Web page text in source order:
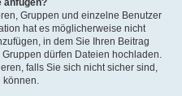
anfügen?
Gruppen und einzelne Benutzer
hat es möglicherweise nicht
in dem Sie Ihren Beitrag
dürfen Dateien hochladen.
falls Sie sich nicht sicher sind,
können.